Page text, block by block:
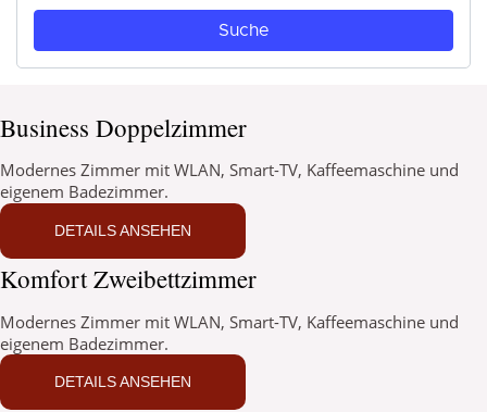
Business Doppelzimmer
Modernes Zimmer mit WLAN, Smart-TV, Kaffeemaschine und
eigenem Badezimmer.
DETAILS ANSEHEN
Komfort Zweibettzimmer
Modernes Zimmer mit WLAN, Smart-TV, Kaffeemaschine und
eigenem Badezimmer.
DETAILS ANSEHEN